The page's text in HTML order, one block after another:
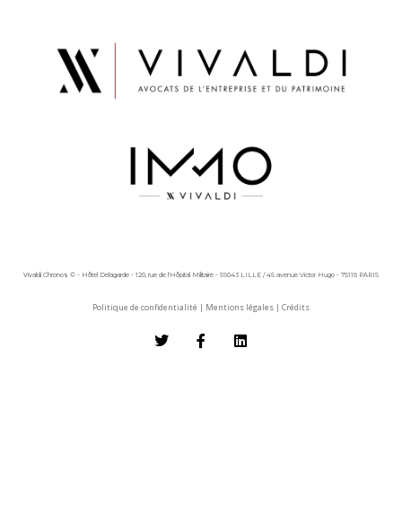
Vivaldi Chronos © - Hôtel Delagarde - 120, rue de l'Hôpital Militaire - 59043 LILLE / 45 avenue Victor Hugo - 75116 PARIS
Politique de confidentialité | Mentions légales | Crédits